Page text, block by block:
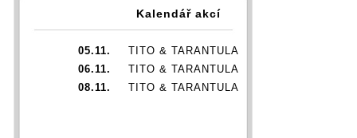
Kalendář akcí
05.11.
TITO & TARANTULA
06.11.
TITO & TARANTULA
08.11.
TITO & TARANTULA